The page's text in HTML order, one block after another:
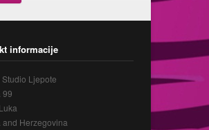
informacije
Studio Ljepote
99
and Herzegovina